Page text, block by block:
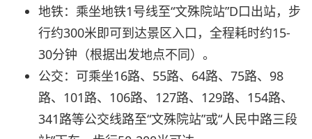
地铁：乘坐地铁1号线至“文殊院站”D口出站，步
行约300米即可到达景区入口，全程耗时约15-
30分钟（根据出发地点不同）。
公交：可乘坐16路、55路、64路、75路、98
路、101路、106路、127路、129路、154路、
341路等公交线路至“文殊院站”或“人民中路三段